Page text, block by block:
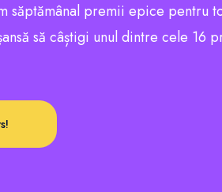
săptămânal premii epice pentru
să câștigi unul dintre cele 16